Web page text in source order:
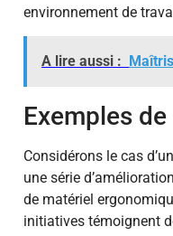
environnement de
A lire aussi :
Exemples
Considérons le cas
une série
de matériel
initiatives témoignent